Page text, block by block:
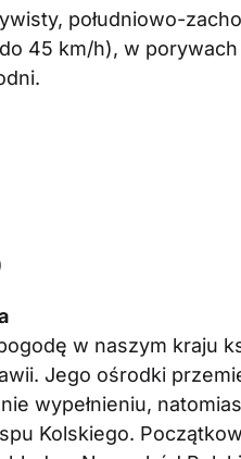
południowo-
45 km/h), w
w naszym kraju
Jego ośrodki
wypełnieniu,
Kolskiego.